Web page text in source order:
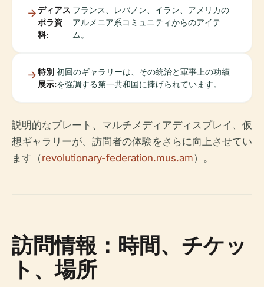
ディアス
ポラ資
料:
フランス、レバノン、イラン、アメリカの
アルメニア系コミュニティからのアイテ
ム。
特別
展示:
初回のギャラリーは、その統治と軍事上の功績
を強調する第一共和国に捧げられています。
説明的なプレート、マルチメディアディスプレイ、仮
想ギャラリーが、訪問者の体験をさらに向上させてい
ます（revolutionary-federation.mus.am）。
訪問情報：時間、チケッ
ト、場所